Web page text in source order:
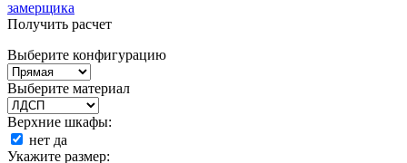
замерщика
Получить расчет
Выберите конфигурацию
Выберите материал
Верхние шкафы:
нет да
Укажите размер: